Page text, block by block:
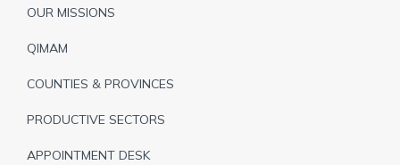
Pied
de
OUR MISSIONS
QIMAM
COUNTIES & PROVINCES
PRODUCTIVE SECTORS
APPOINTMENT DESK